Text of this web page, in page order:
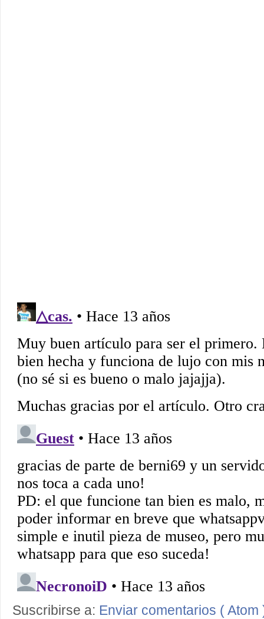
Suscribirse a: Enviar comentarios ( Atom